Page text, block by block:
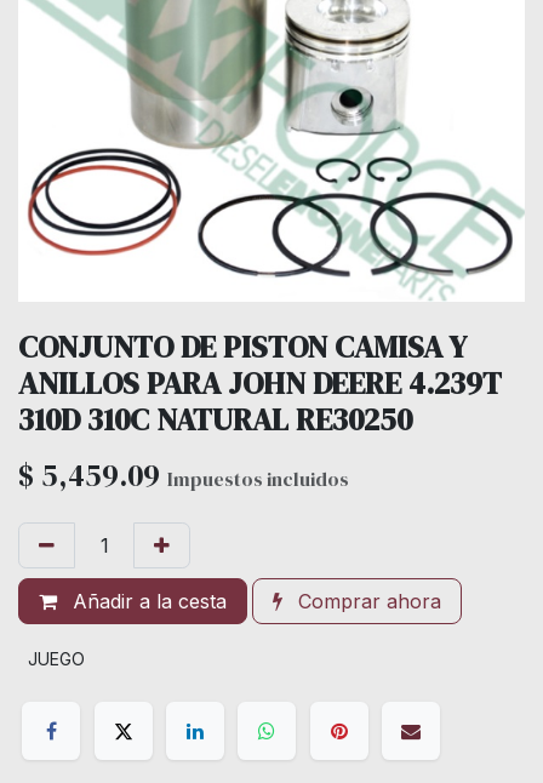
CONJUNTO DE PISTON CAMISA Y
ANILLOS PARA JOHN DEERE 4.239T
310D 310C NATURAL RE30250
$ 5,459.09 Impuestos incluidos
Añadir a la cesta Comprar ahora
JUEGO